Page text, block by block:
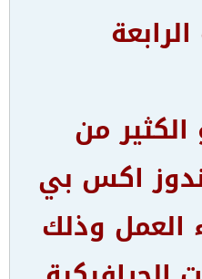
من
اكس بي
العمل وذلك